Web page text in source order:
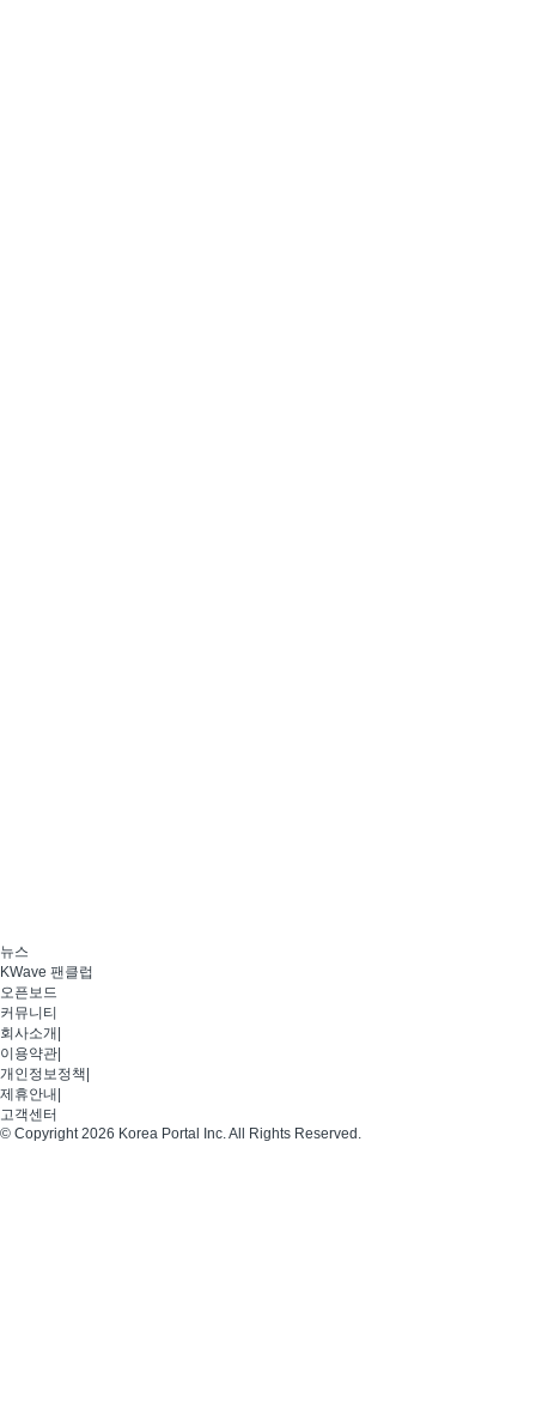
뉴스
KWave 팬클럽
오픈보드
커뮤니티
회사소개
이용약관
개인정보정책
제휴안내
고객센터
© Copyright 2026 Korea Portal Inc. All Rights Reserved.